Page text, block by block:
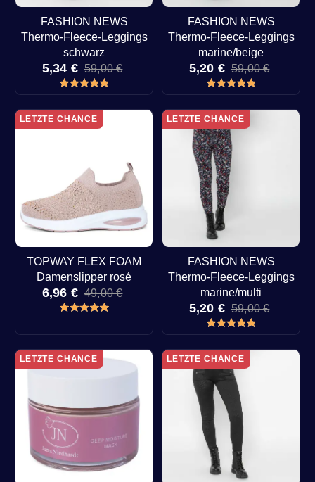
FASHION NEWS
Thermo-Fleece-Leggings
schwarz
5,34 € 59,00 €
FASHION NEWS
Thermo-Fleece-Leggings
marine/beige
5,20 € 59,00 €
LETZTE CHANCE
TOPWAY FLEX FOAM
Damenslipper rosé
6,96 € 49,00 €
LETZTE CHANCE
FASHION NEWS
Thermo-Fleece-Leggings
marine/multi
5,20 € 59,00 €
LETZTE CHANCE LETZTE CHANCE